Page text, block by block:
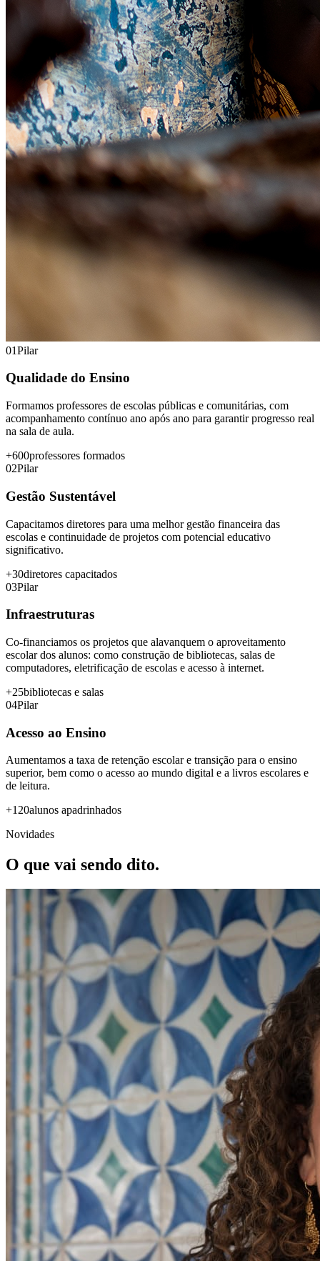
01Pilar
Qualidade do Ensino
Formamos professores de escolas públicas e comunitárias, com
acompanhamento contínuo ano após ano para garantir progresso real
na sala de aula.
+600professores formados
02Pilar
Gestão Sustentável
Capacitamos diretores para uma melhor gestão financeira das
escolas e continuidade de projetos com potencial educativo
significativo.
+30diretores capacitados
03Pilar
Infraestruturas
Co-financiamos os projetos que alavanquem o aproveitamento
escolar dos alunos: como construção de bibliotecas, salas de
computadores, eletrificação de escolas e acesso à internet.
+25bibliotecas e salas
04Pilar
Acesso ao Ensino
Aumentamos a taxa de retenção escolar e transição para o ensino
superior, bem como o acesso ao mundo digital e a livros escolares e
de leitura.
+120alunos apadrinhados
Novidades
O que vai sendo dito.